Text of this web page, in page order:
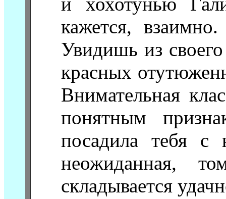
кажется,
Увидишь из
красных
Внимательная
понятным
посадила тебя с
неожиданная,
складывается